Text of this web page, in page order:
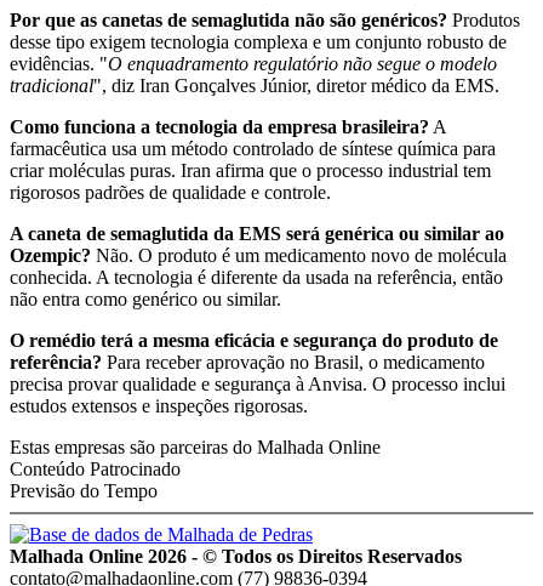
Por que as canetas de semaglutida não são genéricos? Produtos
desse tipo exigem tecnologia complexa e um conjunto robusto de
evidências. "O enquadramento regulatório não segue o modelo
tradicional", diz Iran Gonçalves Júnior, diretor médico da EMS.
Como funciona a tecnologia da empresa brasileira? A
farmacêutica usa um método controlado de síntese química para
criar moléculas puras. Iran afirma que o processo industrial tem
rigorosos padrões de qualidade e controle.
A caneta de semaglutida da EMS será genérica ou similar ao
Ozempic? Não. O produto é um medicamento novo de molécula
conhecida. A tecnologia é diferente da usada na referência, então
não entra como genérico ou similar.
O remédio terá a mesma eficácia e segurança do produto de
referência? Para receber aprovação no Brasil, o medicamento
precisa provar qualidade e segurança à Anvisa. O processo inclui
estudos extensos e inspeções rigorosas.
Estas empresas são parceiras do Malhada Online
Conteúdo Patrocinado
Previsão do Tempo
Malhada Online 2026 - © Todos os Direitos Reservados
contato@malhadaonline.com (77) 98836-0394